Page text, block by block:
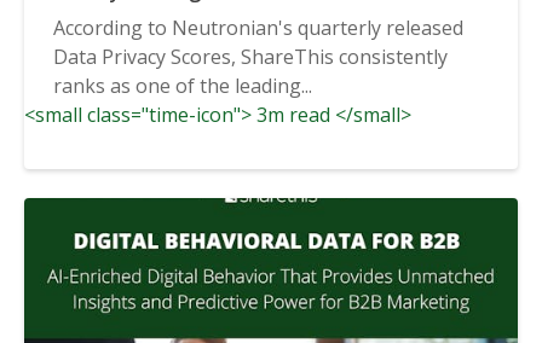
Quarter
According to Neutronian's quarterly released
Data Privacy Scores, ShareThis consistently
ranks as one of the leading...
<small class="time-icon"> 3m read </small>